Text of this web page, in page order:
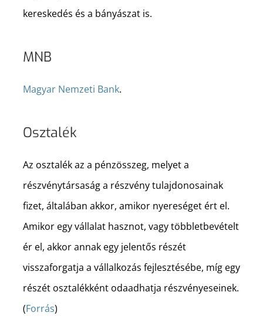
kereskedés és a bányászat is.
MNB
Magyar Nemzeti Bank.
Osztalék
Az osztalék az a pénzösszeg, melyet a
részvénytársaság a részvény tulajdonosainak
fizet, általában akkor, amikor nyereséget ért el.
Amikor egy vállalat hasznot, vagy többletbevételt
ér el, akkor annak egy jelentős részét
visszaforgatja a vállalkozás fejlesztésébe, míg egy
részét osztalékként odaadhatja részvényeseinek.
(Forrás)